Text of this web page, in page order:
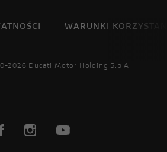
WARUNKI
2026 Ducati Motor Holding S.p.A